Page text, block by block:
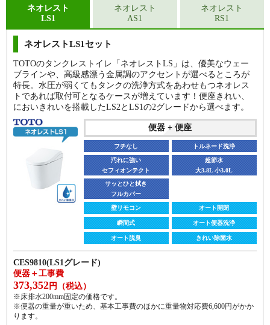
便器
汚れに強い
セフィオンテクト
超節水
大4.8L 小3.6L
お手入れラク
サイドカバー付
瞬間式 オート便器洗浄
オート脱臭 きれい除菌水
CS410B + SH410BA ＋ TCF4734A
便器＋温水洗浄便座＋工事費
※床排水200mm、手洗いなしの価格です。
商品詳細
セフィオンテクト
大4.8L 小3.6L
お手入れラク
サイドカバー付
便座
袖リモコン オート開閉
貯湯式 オート便器洗浄
オート脱臭 きれい除菌水
CS225BP + SH224BA + CH961SWS
便器＋温水洗浄便座＋工事費
円（税込）
※床排水200mm、手洗いなしの価格です。
商品詳細
ネオレスト
LS1
ネオレストLS1セット
TOTOのタンクレストイレ「ネオレストLS」は、優美なウェー
ブラインや、高級感漂う金属調のアクセントが選べるところが
特長。水圧が弱くてもタンクの洗浄方式をあわせもつネオレス
トであれば取付可となるケースが増えています！便座きれい、
においきれいを搭載したLS2とLS1の2グレードから選べます。
便器 + 便座
フチなし トルネード洗浄
汚れに強い
セフィオンテクト
超節水
大3.8L 小3.0L
サッとひと拭き
フルカバー
壁リモコン オート開閉
瞬間式 オート便器洗浄
オート脱臭 きれい除菌水
CES9810(LS1グレード)
便器＋工事費
373,352 円（税込）
※床排水200mm固定の価格です。
※便器の重量が重いため、基本工事費のほかに重量物対応費6,600円がかか
ります。
ネオレスト
AS1
ネオレスト
RS1